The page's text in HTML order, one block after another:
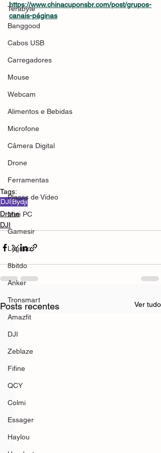
Terabyte
Banggood
Cabos USB
Carregadores
Mouse
Webcam
Alimentos e Bebidas
Microfone
Câmera Digital
Drone
Ferramentas
Placas de Vídeo
Mini PC
Gamesir
Lenovo
8bitdo
Anker
Tronsmart
Amazfit
DJI
Zeblaze
Fifine
QCY
Colmi
Essager
Haylou
https://www.chinacuponsbr.com/post/grupos-
canais-páginas
Tags:
DJI Bydji
Drone
DJI
Posts recentes Ver tudo